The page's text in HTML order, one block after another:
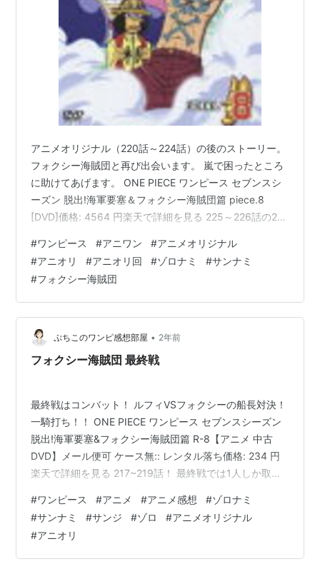
アニメオリジナル（220話～224話）の後のストーリー。
フォクシー海賊団と再び出会います。 嵐で困ったところ
に助けてあげます。 ONE PIECE ワンピース セブンスシ
ーズン 脱出!海軍要塞＆フォクシー海賊団篇 piece.8
[DVD]価格: 4564 円楽天で詳細を見る 225～226話の2話
スルーお願いいたします。 225話 フォクシーと共に戦う
シーンで、階段にゾロ、ナミ、サンジ、ウソップが座っ
ています。（ロビンとチョッパーはメリー号でチェスし
てる） サンジ「俺らも行こうぜ～！」とウソップと戦闘
に向かいます。 見つめあうゾロナミ…
#ワンピース #アニワン #アニメオリジナル
#アニオリ #アニオリ回 #ゾロナミ #サンナミ
#フォクシー海賊団
ぷちこのワンピ感想部屋 • 2年前
フォクシー海賊団 最終戦
最終戦はコンバット！ ルフィVSフォクシーの船長対決！
一騎打ち！！ ONE PIECE ワンピース セブンスシーズン
脱出!海軍要塞&フォクシー海賊団篇 R-8【アニメ 中古
DVD】メール便可 ケース無:: レンタル落ち価格: 234 円
楽天で詳細を見る 217~219話！ 最終戦では1人しか取り
って、孫の代まで貰うぜと言われ妄想するサンジ…♡♡…
へへへ♡♡ 妄想の子供はオレンジ髪のナミ似の少女が
「パパ」って呼んでます。 ナミと自分の子供を妄想した
のか、嬉しそうなサンジでしたｗ 仲間の為に！！船長頑
#ワンピース #アニメ #アニメ感想 #ゾロナミ
#サンナミ #サンジ #ゾロ #アニメオリジナル
#アニオリ